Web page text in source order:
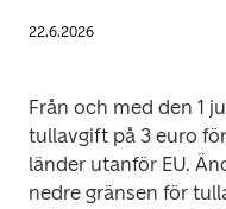
22.6.2026
Från och med den 1
tullavgift på 3 euro
länder utanför EU.
nedre gränsen för